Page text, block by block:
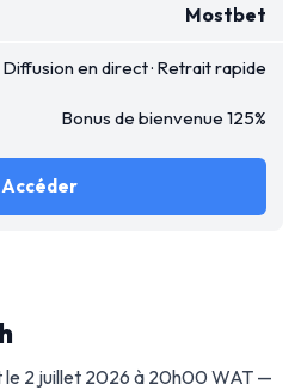
Mostbet
Diffusion en direct · Retrait rapide
Bonus de bienvenue 125%
Accéder
2 juillet 2026 à 20h00 WAT —